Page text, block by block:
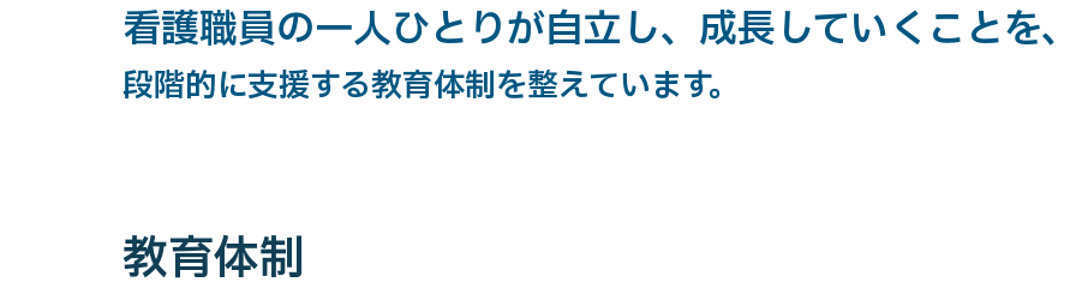
看護職員の一人ひとりが自立し、成長していくことを
段階的に支援する教育体制を整えています。
教育体制